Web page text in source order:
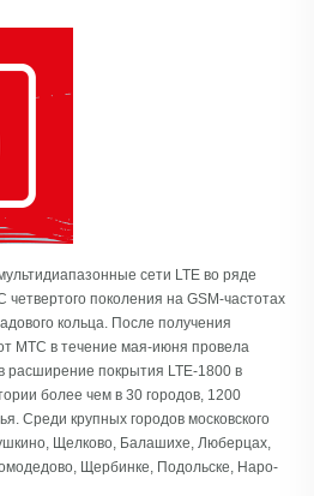
сети LTE во ряде
поколения на GSM-частотах
кольца. После получения
МТС в течение мая-июня провела
расширение покрытия LTE-1800 в
более чем в 30 городов, 1200
Среди крупных городов московского
Щелково, Балашихе, Люберцах,
Щербинке, Подольске, Наро-